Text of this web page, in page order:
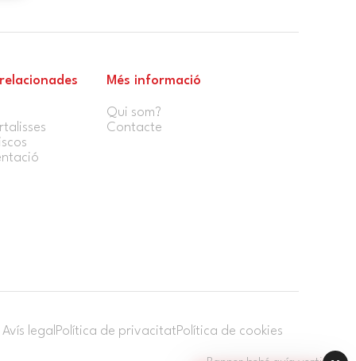
Més informació
Qui som?
Contacte
Avís legal Política de privacitatPolítica de cookies